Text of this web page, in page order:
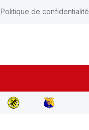
Politique de confidentialité